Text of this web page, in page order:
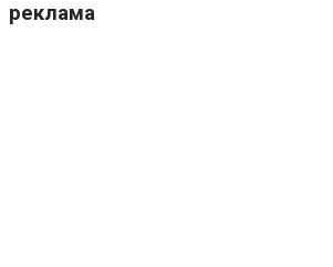
реклама